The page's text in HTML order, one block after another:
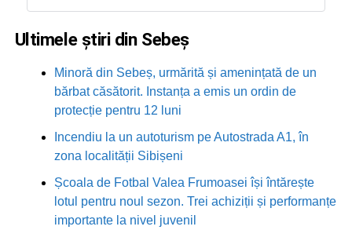
Ultimele știri din Sebeș
Minoră din Sebeș, urmărită și amenințată de un
bărbat căsătorit. Instanța a emis un ordin de
protecție pentru 12 luni
Incendiu la un autoturism pe Autostrada A1, în
zona localității Sibișeni
Școala de Fotbal Valea Frumoasei își întărește
lotul pentru noul sezon. Trei achiziții și performanțe
importante la nivel juvenil